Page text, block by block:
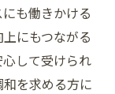
も働きかける
にもつながる
して受けられ
を求める方に